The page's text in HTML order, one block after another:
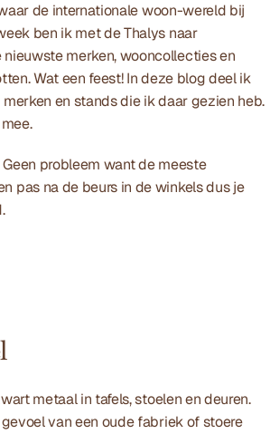
de internationale woon-wereld bij
ben ik met de Thalys naar
nieuwste merken, wooncollecties en
Wat een feest! In deze blog deel ik
en stands die ik daar gezien heb.
probleem want de meeste
pas na de beurs in de winkels dus je
van een oude fabriek of stoere